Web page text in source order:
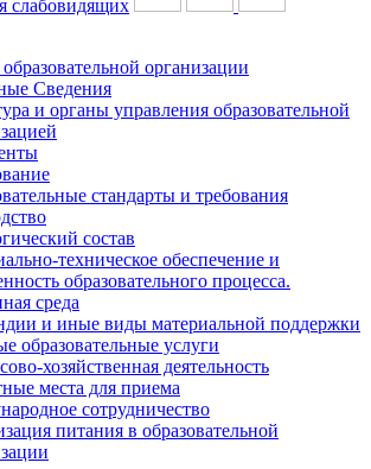
организации
Сведения
и органы управления образовательной
стандарты и требования
состав
техническое обеспечение и
образовательного процесса.
среда
и иные виды материальной поддержки
образовательные услуги
хозяйственная деятельность
места для приема
сотрудничество
питания в образовательной